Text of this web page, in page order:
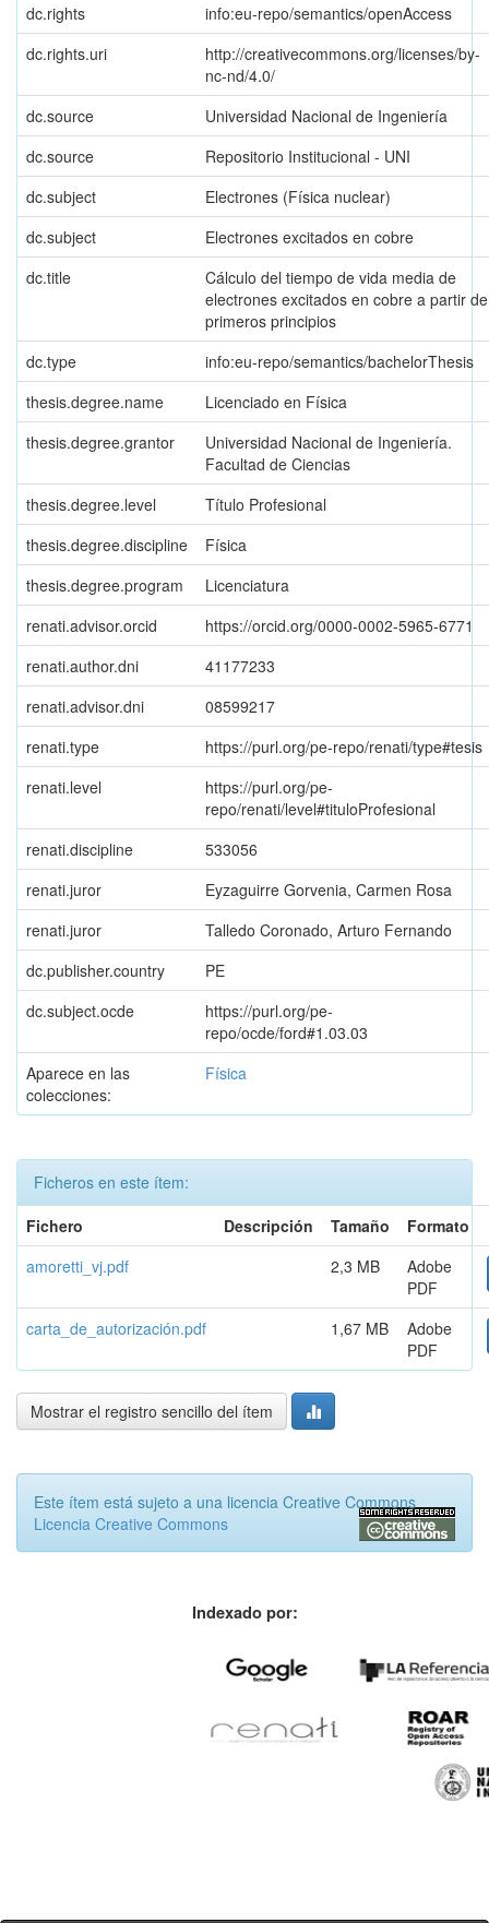
dc.rights
info:eu-repo/semantics/openAccess
dc.rights.uri
http://creativecommons.org/licenses/by-
nc-nd/4.0/
dc.source
Universidad Nacional de Ingeniería
dc.source
Repositorio Institucional - UNI
dc.subject
Electrones (Física nuclear)
dc.subject
Electrones excitados en cobre
dc.title
Cálculo del tiempo de vida media de
electrones excitados en cobre a partir de
primeros principios
dc.type
info:eu-repo/semantics/bachelorThesis
thesis.degree.name
Licenciado en Física
thesis.degree.grantor
Universidad Nacional de Ingeniería.
Facultad de Ciencias
thesis.degree.level
Título Profesional
thesis.degree.discipline
Física
thesis.degree.program
Licenciatura
renati.advisor.orcid
https://orcid.org/0000-0002-5965-6771
renati.author.dni
41177233
renati.advisor.dni
08599217
renati.type
https://purl.org/pe-repo/renati/type#tesis
renati.level
https://purl.org/pe-
repo/renati/level#tituloProfesional
renati.discipline
533056
renati.juror
Eyzaguirre Gorvenia, Carmen Rosa
renati.juror
Talledo Coronado, Arturo Fernando
dc.publisher.country
PE
dc.subject.ocde
https://purl.org/pe-
repo/ocde/ford#1.03.03
Aparece en las
colecciones:
Física
Ficheros en este ítem:
Fichero
Descripción Tamaño
Formato
amoretti_vj.pdf
2,3 MB
Adobe
PDF
carta_de_autorización.pdf
1,67 MB
Adobe
PDF
Mostrar el registro sencillo del ítem
Este ítem está sujeto a una licencia Creative Commons
Licencia Creative Commons
Indexado por: